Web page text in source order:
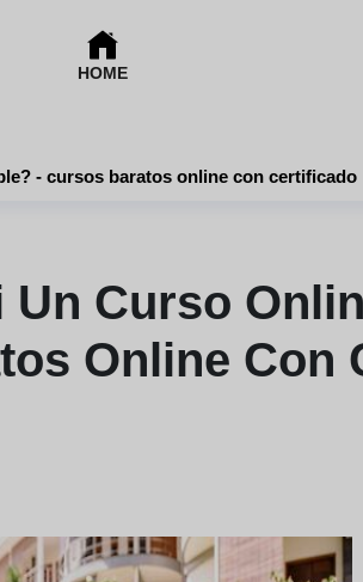
HOME
¿cómo puedo saber si un curso online barato es fiable? - cursos baratos online con certificado
Curso
Online Con